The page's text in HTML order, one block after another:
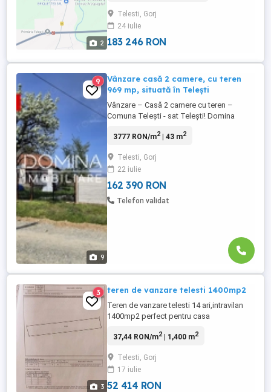
2
Telesti, Gorj
24 iulie
183 246 RON
9
9
Vânzare casă 2 camere, cu teren
969 mp, situată în Telești
Vânzare – Casă 2 camere cu teren –
Comuna Telești - sat Telești! Domina
situată în comuna Telești, sat Telești, la
Jiu, într-o zonă liniștită, cu acces facil.
Imobilul este construit din lemn și
cărămidă, este izolat termic ...
3777 RON/m2| 43 m2
Telesti, Gorj
22 iulie
162 390 RON
Telefon validat
3
3 teren de vanzare telesti 1400mp2
Teren de vanzare telesti 14 ari,intravilan
1400mp2 perfect pentru casa
37,44 RON/m2| 1,400 m2
Telesti, Gorj
17 iulie
52 414 RON